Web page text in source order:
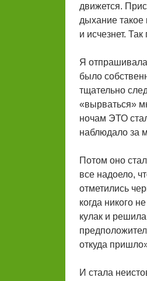
движется.
дыхание
и исчезнет.
Я
было
тщательно
«вырваться»
ночам ЭТО
наблюдало за
Потом оно
все надоело,
отметились
когда никого
кулак и
откуда
И стала